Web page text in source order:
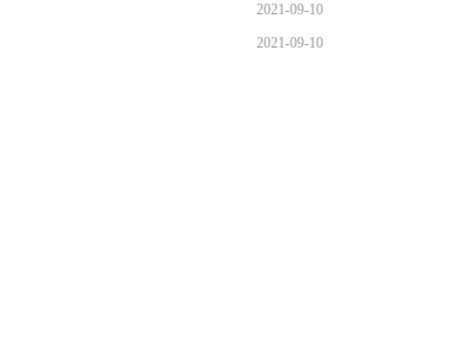
2021-09-10
2021-09-10